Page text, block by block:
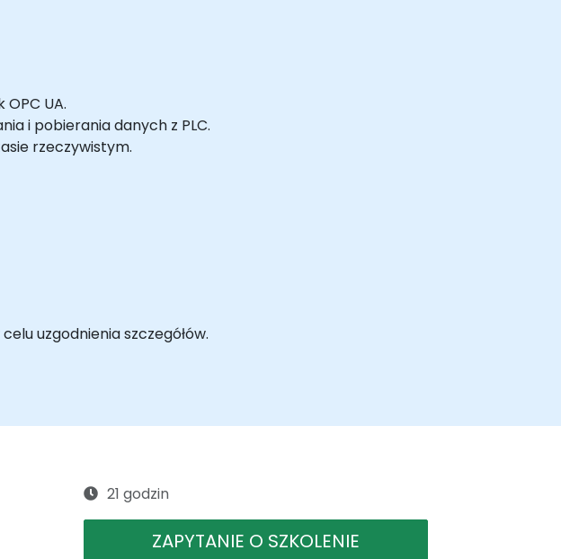
UA.
i pobierania danych z PLC.
rzeczywistym.
uzgodnienia szczegółów.
21 godzin
ZAPYTANIE O SZKOLENIE